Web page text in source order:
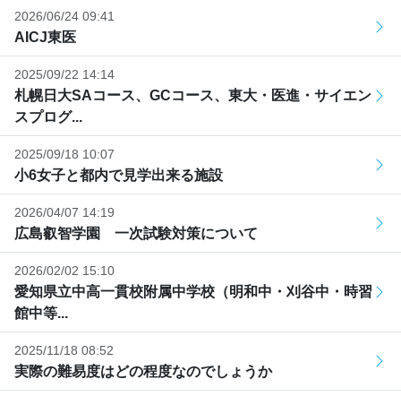
2026/06/24 09:41
AICJ東医
2025/09/22 14:14
札幌日大SAコース、GCコース、東大・医進・サイエン
スプログ...
2025/09/18 10:07
小6女子と都内で見学出来る施設
2026/04/07 14:19
広島叡智学園 一次試験対策について
2026/02/02 15:10
愛知県立中高一貫校附属中学校（明和中・刈谷中・時習
館中等...
2025/11/18 08:52
実際の難易度はどの程度なのでしょうか